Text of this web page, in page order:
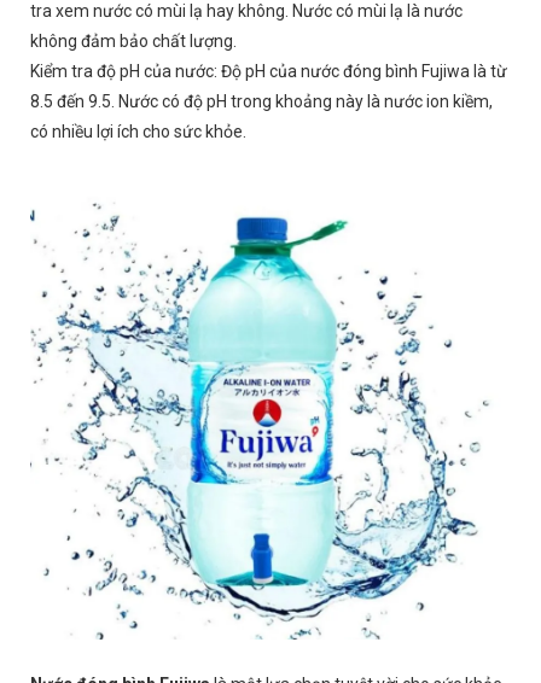
tra xem nước có mùi lạ hay không. Nước có mùi lạ là nước
không đảm bảo chất lượng.
Kiểm tra độ pH của nước: Độ pH của nước đóng bình Fujiwa là từ
8.5 đến 9.5. Nước có độ pH trong khoảng này là nước ion kiềm,
có nhiều lợi ích cho sức khỏe.